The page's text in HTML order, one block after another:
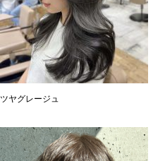
ツヤグレージュ